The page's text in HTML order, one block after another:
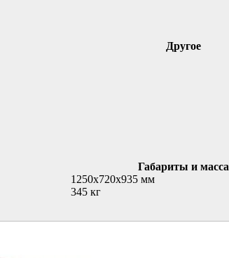
Другое
Габариты и масса
1250x720x935 мм
345 кг